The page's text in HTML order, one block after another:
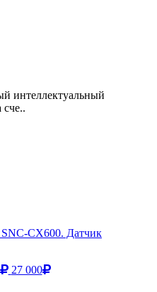
интеллектуальный
SNC-CX600. Датчик
27 000